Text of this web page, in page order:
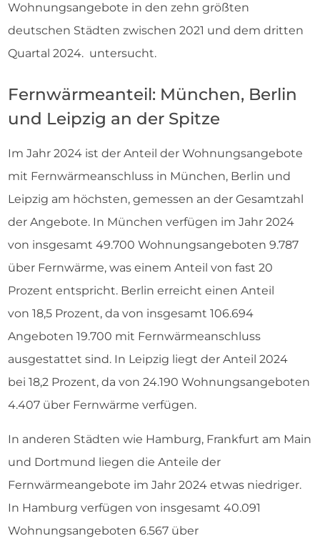
Wohnungsangebote in den zehn größten
deutschen Städten zwischen 2021 und dem dritten
Quartal 2024. untersucht.
Fernwärmeanteil: München, Berlin
und Leipzig an der Spitze
Im Jahr 2024 ist der Anteil der Wohnungsangebote
mit Fernwärmeanschluss in München, Berlin und
Leipzig am höchsten, gemessen an der Gesamtzahl
der Angebote. In München verfügen im Jahr 2024
von insgesamt 49.700 Wohnungsangeboten 9.787
über Fernwärme, was einem Anteil von fast 20
Prozent entspricht. Berlin erreicht einen Anteil
von 18,5 Prozent, da von insgesamt 106.694
Angeboten 19.700 mit Fernwärmeanschluss
ausgestattet sind. In Leipzig liegt der Anteil 2024
bei 18,2 Prozent, da von 24.190 Wohnungsangeboten
4.407 über Fernwärme verfügen.
In anderen Städten wie Hamburg, Frankfurt am Main
und Dortmund liegen die Anteile der
Fernwärmeangebote im Jahr 2024 etwas niedriger.
In Hamburg verfügen von insgesamt 40.091
Wohnungsangeboten 6.567 über